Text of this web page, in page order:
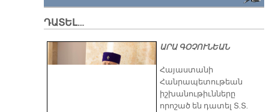
ԴԱՏԵԼ…
ԱՐԱ ԳՕՉՈՒՆԵԱՆ
​Հայաստանի
Հանրապետութեան
իշխանութիւնները
որոշած են դատել Տ.Տ.